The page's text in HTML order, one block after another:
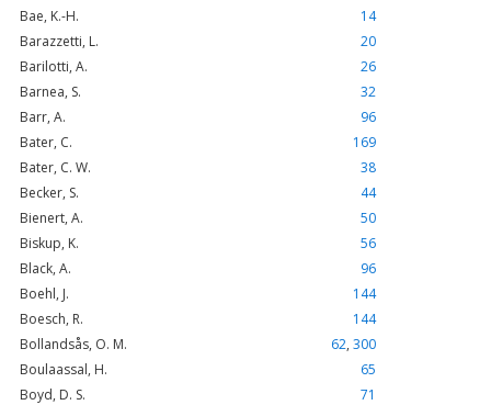
Bae, K.-H.
14
Barazzetti, L.
20
Barilotti, A.
26
Barnea, S.
32
Barr, A.
96
Bater, C.
169
Bater, C. W.
38
Becker, S.
44
Bienert, A.
50
Biskup, K.
56
Black, A.
96
Boehl, J.
144
Boesch, R.
144
Bollandsås, O. M.
62, 300
Boulaassal, H.
65
Boyd, D. S.
71